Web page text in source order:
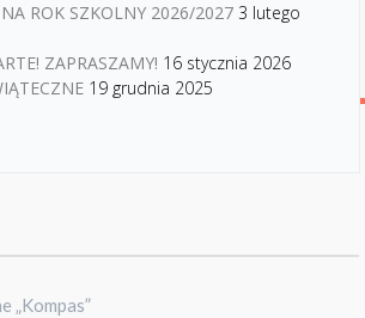
NA ROK SZKOLNY 2026/2027 3 lutego
ZAPRASZAMY! 16 stycznia 2026
19 grudnia 2025
„Kompas”